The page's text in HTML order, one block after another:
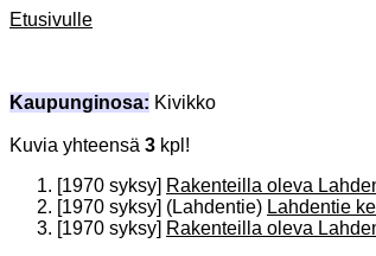
Etusivulle
Kaupunginosa: Kivikko
Kuvia yhteensä 3 kpl!
[1970 syksy] Rakenteilla oleva
[1970 syksy] (Lahdentie) Lahdentie
[1970 syksy] Rakenteilla oleva